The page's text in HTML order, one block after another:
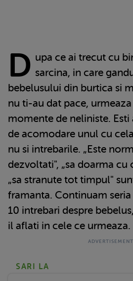
D upa ce ai trecut cu
sarcina, in care
bebelusului din burtica si
nu ti-au dat pace,
momente de neliniste. Esti
de acomodare unul cu
nu si intrebarile. „Este
dezvoltati", „sa doarma cu
„sa stranute tot timpul"
framanta. Continuam
10 intrebari despre
il aflati in cele ce urmeaza.
SARI LA